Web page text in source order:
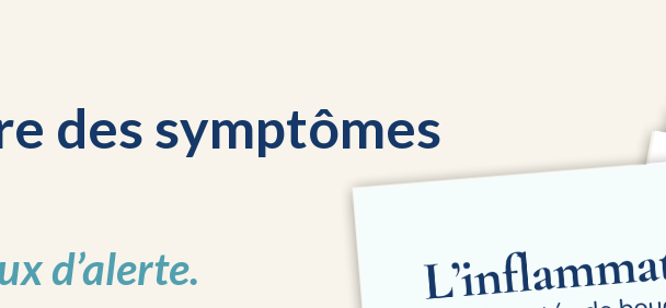
des symptômes
d’alerte.